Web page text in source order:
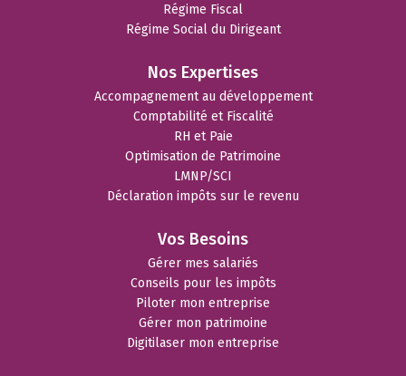
Régime Fiscal
Régime Social du Dirigeant
Nos Expertises
Accompagnement au développement
Comptabilité et Fiscalité
RH et Paie
Optimisation de Patrimoine
LMNP/SCI
Déclaration impôts sur le revenu
Vos Besoins
Gérer mes salariés
Conseils pour les impôts
Piloter mon entreprise
Gérer mon patrimoine
Digitilaser mon entreprise